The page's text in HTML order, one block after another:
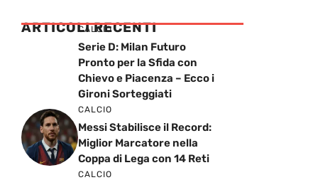
ARTICOLI RECENTI
CALCIO
Serie D: Milan Futuro
Pronto per la Sfida con
Chievo e Piacenza – Ecco i
Gironi Sorteggiati
CALCIO
Messi Stabilisce il Record:
Miglior Marcatore nella
Coppa di Lega con 14 Reti
CALCIO